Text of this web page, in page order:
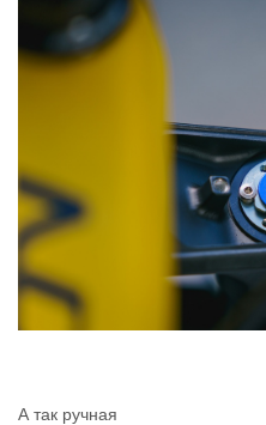
А так ручная